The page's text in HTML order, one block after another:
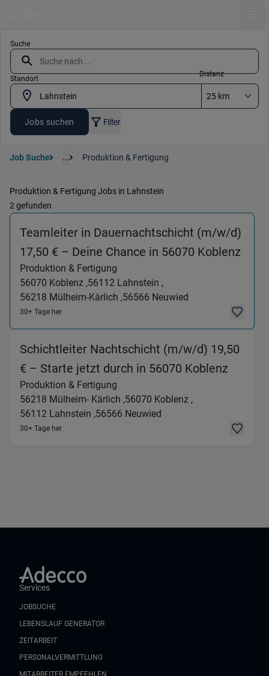
Suche
Standort
Distanz
Jobs suchen Filter
Job Suche ... Produktion & Fertigung
Produktion & Fertigung Jobs in Lahnstein
2 gefunden
Teamleiter in Dauernachtschicht (m/w/d)
17,50 € – Deine Chance in 56070 Koblenz
Produktion & Fertigung
56070 Koblenz ,56112 Lahnstein ,
56218 Mülheim-Kärlich ,56566 Neuwied
30+ Tage her
Schichtleiter Nachtschicht (m/w/d) 19,50
€ – Starte jetzt durch in 56070 Koblenz
Produktion & Fertigung
56218 Mülheim- Kärlich ,56070 Koblenz ,
56112 Lahnstein ,56566 Neuwied
30+ Tage her
Services
JOBSUCHE
LEBENSLAUF GENERATOR
ZEITARBEIT
PERSONALVERMITTLUNG
MITARBEITER EMPFEHLEN